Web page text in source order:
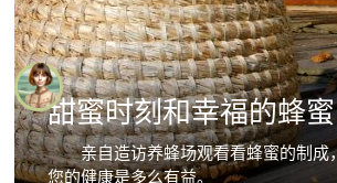
甜蜜时刻和幸福的蜂蜜
亲自造访养蜂场观看看蜂蜜的制成
您的健康是多么有益。